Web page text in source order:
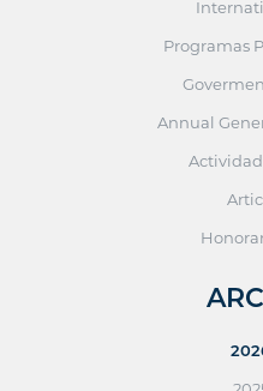
Programas
Annual